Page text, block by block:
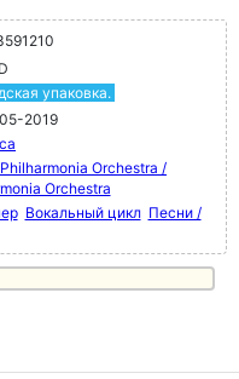
упаковка.
2019
Orchestra /
Orchestra
Вокальный цикл Песни /